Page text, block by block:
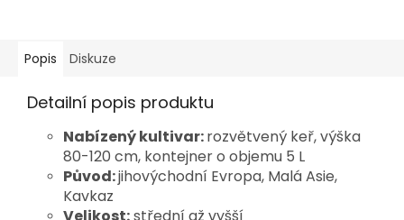
Popis Diskuze
Detailní popis produktu
Nabízený kultivar:rozvětvený keř, výška
80-120 cm, kontejner o objemu 5 L
Původ:jihovýchodní Evropa, Malá Asie,
Kavkaz